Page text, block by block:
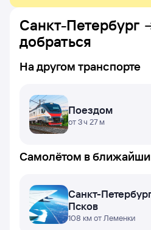
Санкт-Петербург
добраться
На другом транспорте
Поездом
от 3 ч 27 м
Самолётом в
Санкт-
Псков
108 км от Леменки